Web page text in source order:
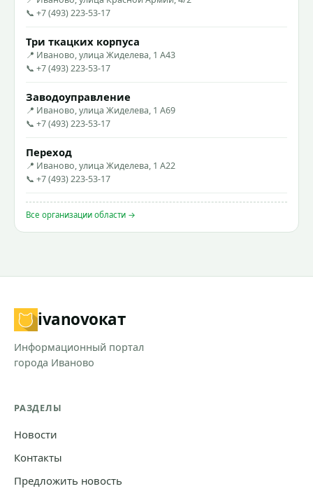
📞 +7 (493) 223-53-17
Три ткацких корпуса
📍 Иваново, улица Жиделева, 1 А43
📞 +7 (493) 223-53-17
Заводоуправление
📍 Иваново, улица Жиделева, 1 А69
📞 +7 (493) 223-53-17
Переход
📍 Иваново, улица Жиделева, 1 А22
📞 +7 (493) 223-53-17
Все организации области →
ivanovoкат
Информационный портал
города Иваново
РАЗДЕЛЫ
Новости
Контакты
Предложить новость